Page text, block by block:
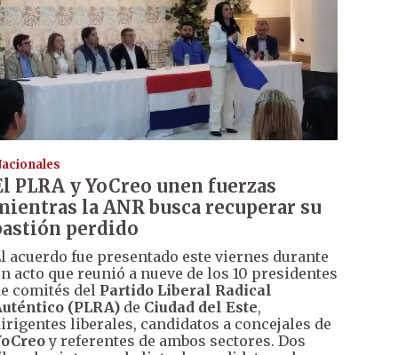
PLRA y YoCreo unen fuerzas
la ANR busca recuperar su
perdido
acuerdo fue presentado este viernes durante
acto que reunió a nueve de los 10 presidentes
comités del Partido Liberal Radical
(PLRA)de Ciudad del Este,
liberales, candidatos a concejales de
y referentes de ambos sectores. Dos